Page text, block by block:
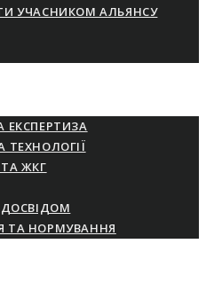
УЧАСНИКОМ АЛЬЯНСУ
ЕКСПЕРТИЗА
ТЕХНОЛОГІЇ
ЖКГ
ДОСВІДОМ
ТА НОРМУВАННЯ